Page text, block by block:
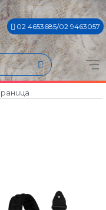
02 4653685/02 9463057